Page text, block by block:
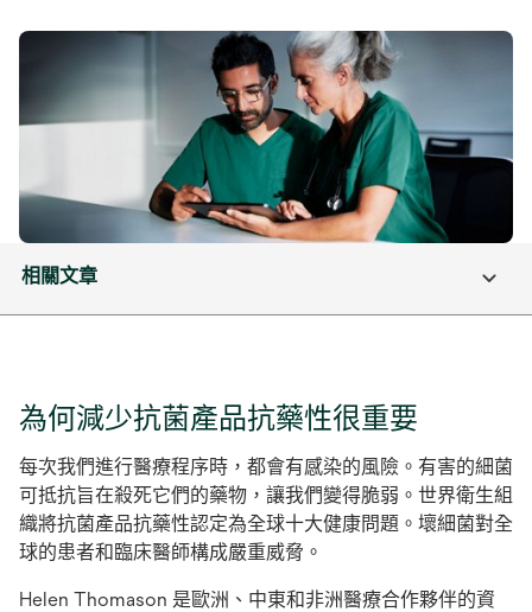
相關文章
為何減少抗菌產品抗藥性很重要
每次我們進行醫療程序時，都會有感染的風險。有害的細菌
可抵抗旨在殺死它們的藥物，讓我們變得脆弱。世界衛生組
織將抗菌產品抗藥性認定為全球十大健康問題。壞細菌對全
球的患者和臨床醫師構成嚴重威脅。
Helen Thomason 是歐洲、中東和非洲醫療合作夥伴的資